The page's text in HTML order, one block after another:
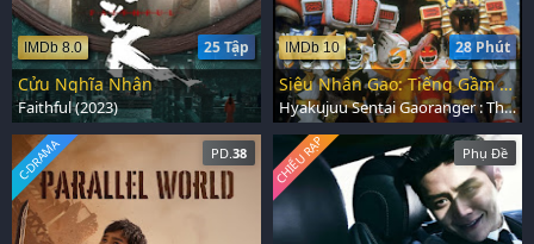
25 Tập
IMDb 8.0
Cửu Nghĩa Nhân
Faithful (2023)
28 Phút
IMDb 10
Siêu Nhân Gao: Tiếng Gầm Của Núi Lửa
Hyakujuu Sentai Gaoranger : The Fire Mountain Roars (2001)
PD. 38
C-DRAMA Phụ Đề
CHIẾU RẠP